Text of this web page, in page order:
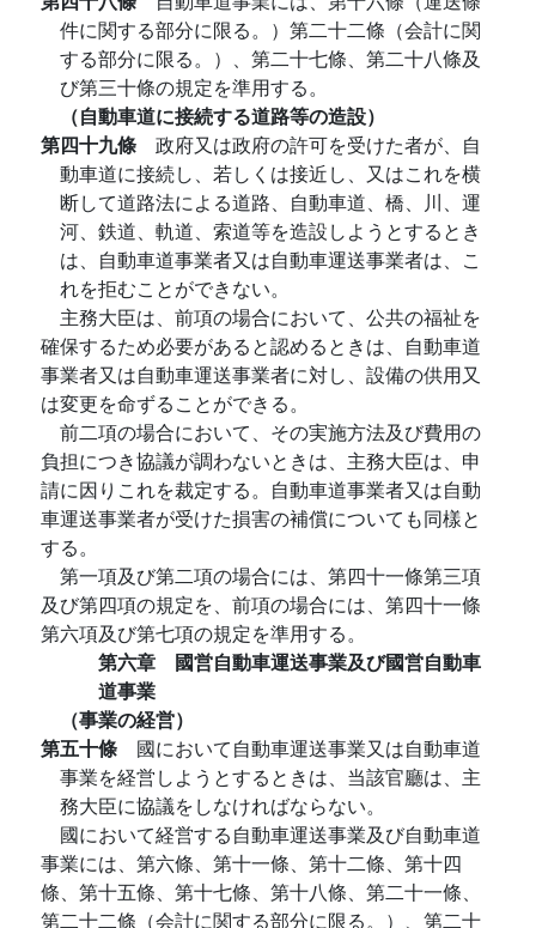
件に関する部分に限る。）第二十二條（会計に関
する部分に限る。）、第二十七條、第二十八條及
び第三十條の規定を準用する。
（自動車道に接続する道路等の造設）
第四十九條 政府又は政府の許可を受けた者が、自
動車道に接続し、若しくは接近し、又はこれを横
断して道路法による道路、自動車道、橋、川、運
河、鉄道、軌道、索道等を造設しようとするとき
は、自動車道事業者又は自動車運送事業者は、こ
れを拒むことができない。
主務大臣は、前項の場合において、公共の福祉を
確保するため必要があると認めるときは、自動車道
事業者又は自動車運送事業者に対し、設備の供用又
は変更を命ずることができる。
前二項の場合において、その実施方法及び費用の
負担につき協議が調わないときは、主務大臣は、申
請に因りこれを裁定する。自動車道事業者又は自動
車運送事業者が受けた損害の補償についても同樣と
する。
第一項及び第二項の場合には、第四十一條第三項
及び第四項の規定を、前項の場合には、第四十一條
第六項及び第七項の規定を準用する。
第六章 國営自動車運送事業及び國営自動車
道事業
（事業の経営）
第五十條 國において自動車運送事業又は自動車道
事業を経営しようとするときは、当該官廳は、主
務大臣に協議をしなければならない。
國において経営する自動車運送事業及び自動車道
事業には、第六條、第十一條、第十二條、第十四
條、第十五條、第十七條、第十八條、第二十一條、
第二十二條（会計に関する部分に限る。）、第二十